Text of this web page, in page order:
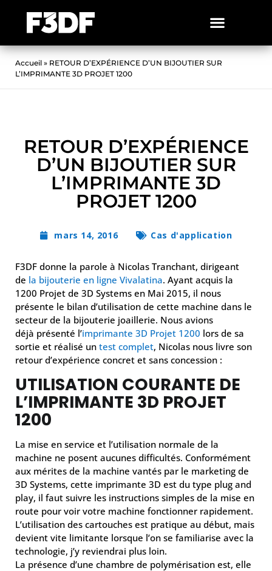
Accueil » RETOUR D’EXPÉRIENCE D’UN BIJOUTIER SUR
L’IMPRIMANTE 3D PROJET 1200
RETOUR D’EXPÉRIENCE
D’UN BIJOUTIER SUR
L’IMPRIMANTE 3D
PROJET 1200
mars 14, 2016 Cas d'application
F3DF donne la parole à Nicolas Tranchant, dirigeant
de la bijouterie en ligne Vivalatina. Ayant acquis la
1200 Projet de 3D Systems en Mai 2015, il nous
présente le bilan d’utilisation de cette machine dans le
secteur de la bijouterie joaillerie. Nous avions
déjà présenté l’imprimante 3D Projet 1200 lors de sa
sortie et réalisé un test complet, Nicolas nous livre son
retour d’expérience concret et sans concession :
UTILISATION COURANTE DE
L’IMPRIMANTE 3D PROJET
1200
La mise en service et l’utilisation normale de la
machine ne posent aucunes difficultés. Conformément
aux mérites de la machine vantés par le marketing de
3D Systems, cette imprimante 3D est du type plug and
play, il faut suivre les instructions simples de la mise en
route pour voir votre machine fonctionner rapidement.
L’utilisation des cartouches est pratique au début, mais
devient vite limitante lorsque l’on se familiarise avec la
technologie, j’y reviendrai plus loin.
La présence d’une chambre de polymérisation est, elle